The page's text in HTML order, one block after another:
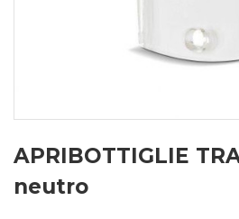
APRIBOTTIGLIE
neutro